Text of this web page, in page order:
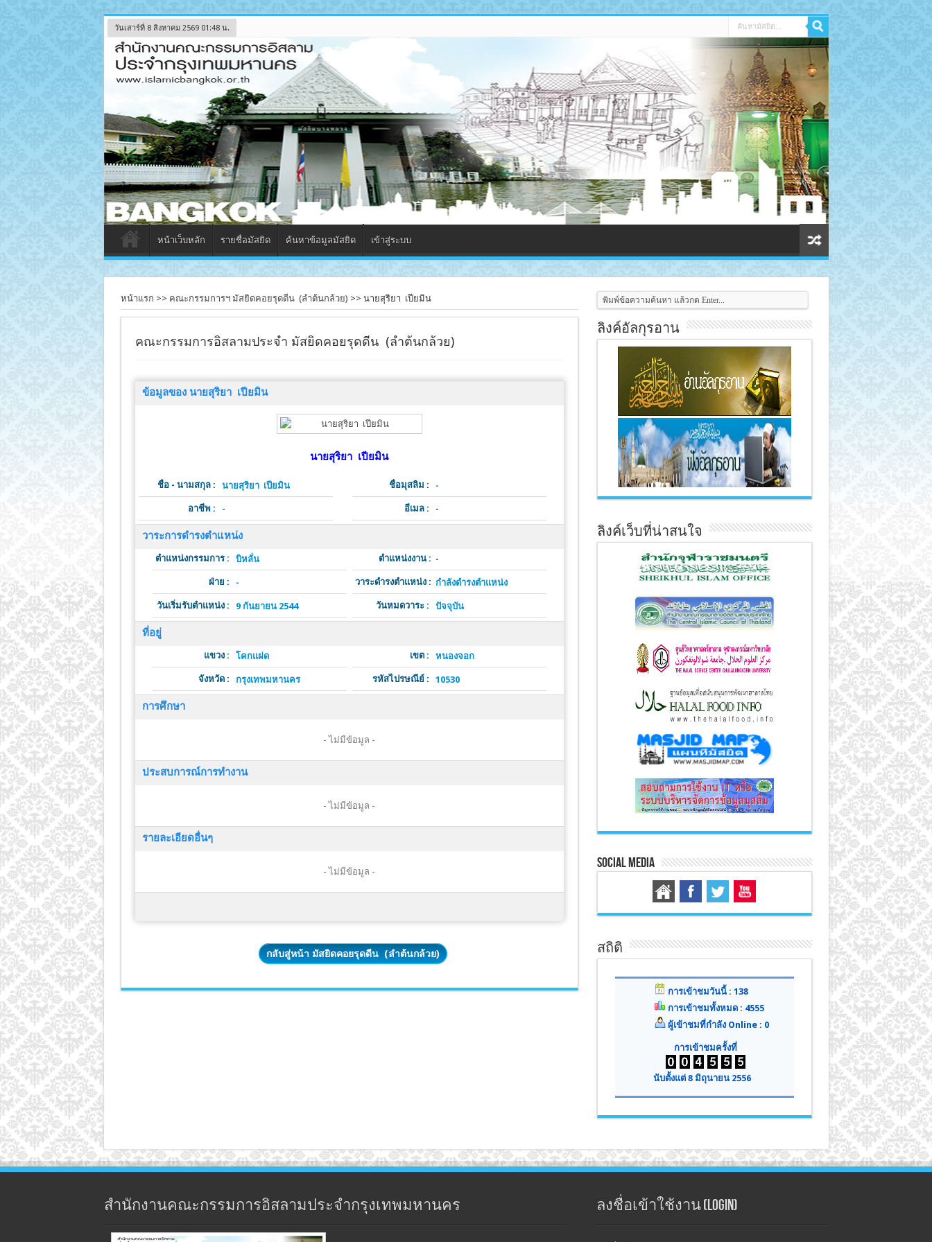
วันเสาร์ที่ 8 สิงหาคม 2569 01:48 น.
หน้าเว็บหลัก รายชื่อมัสยิด ค้นหาข้อมูลมัสยิด เข้าสู่ระบบ
หน้าแรก >> คณะกรรมการฯ มัสยิดคอยรุดดีน (ลำต้นกล้วย) >> นายสุริยา เปียมิน
คณะกรรมการอิสลามประจำ มัสยิดคอยรุดดีน (ลำต้นกล้วย)
ข้อมูลของ นายสุริยา เปียมิน
นายสุริยา เปียมิน
ชื่อ - นามสกุล : นายสุริยา เปียมิน ชื่อมุสลิม : -
อาชีพ : - อีเมล : -
วาระการดำรงตำแหน่ง
ตำแหน่งกรรมการ : บิหลั่น ตำแหน่งงาน : -
ฝ่าย : - วาระดำรงตำแหน่ง : กำลังดำรงตำแหน่ง
วันเริ่มรับตำแหน่ง : 9 กันยายน 2544 วันหมดวาระ : ปัจจุบัน
ที่อยู่
แขวง : โคกแฝด เขต : หนองจอก
จังหวัด : กรุงเทพมหานคร รหัสไปรษณีย์ : 10530
การศึกษา
- ไม่มีข้อมูล -
ประสบการณ์การทำงาน
- ไม่มีข้อมูล -
รายละเอียดอื่นๆ
- ไม่มีข้อมูล -
กลับสู่หน้า มัสยิดคอยรุดดีน (ลำต้นกล้วย)
ลิงค์อัลกุรอาน
ลิงค์เว็บที่น่าสนใจ
Social Media
สถิติ
การเข้าชมวันนี้ : 138
การเข้าชมทั้งหมด : 4555
ผู้เข้าชมที่กำลัง Online : 0
การเข้าชมครั้งที่
นับตั้งแต่ 8 มิถุนายน 2556
สำนักงานคณะกรรมการอิสลามประจำกรุงเทพมหานคร ลงชื่อเข้าใช้งาน (Login)